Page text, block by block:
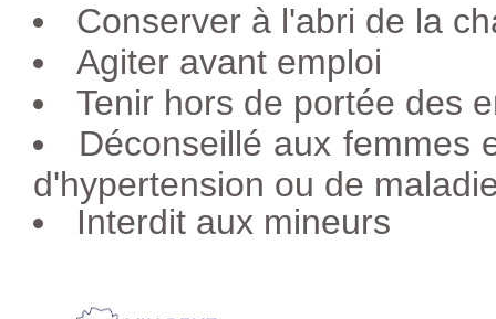
Conserver à l'abri de la
Agiter avant emploi
Tenir hors de portée des
Déconseillé aux femmes
d'hypertension ou de
Interdit aux mineurs